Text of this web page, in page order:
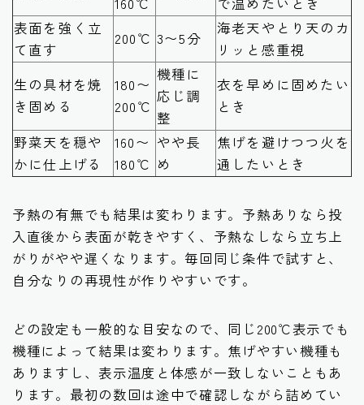
表面を強く立
て直す
200℃ 3〜5分
海老天やとり天のカ
リッと感重視
生の具材を焼
き固める
180〜
200℃
機種に
応じ調
整
衣を早めに固めたい
とき
野菜天を穏や
かに仕上げる
160〜
180℃
やや長
め
焦げを避けつつ火を
通したいとき
予熱の有無でも結果は変わります。予熱ありなら投
入直後から表面が乾きやすく、予熱なしなら立ち上
がりがやや遅くなります。毎回同じ条件で試すと、
自分なりの再現性が作りやすいです。
どの設定も一般的な目安なので、同じ200℃表示でも
機種によって結果は変わります。焦げやすい機種も
ありますし、表示温度と体感が一致しないこともあ
ります。最初の数回は途中で確認しながら詰めてい